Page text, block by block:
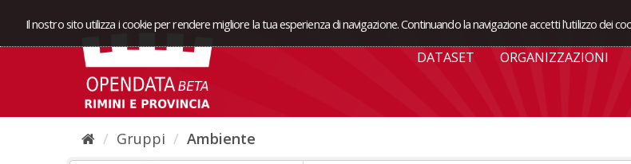
Il nostro sito utilizza i cookie per rendere migliore la tua esperienza di navigazione. Continuando la navigazione accetti l'utilizzo dei
DATASET ORGANIZZAZIONI
Gruppi Ambiente